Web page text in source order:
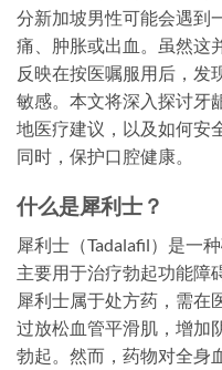
分新加坡男性可能会遇到
痛、肿胀或出血。虽然这
反映在按医嘱服用后，发
敏感。本文将深入探讨牙
地医疗建议，以及如何安
同时，保护口腔健康。
什么是犀利士？
犀利士（Tadalafil）是一
主要用于治疗勃起功能障
犀利士属于处方药，需在
过放松血管平滑肌，增加
勃起。然而，药物对全身